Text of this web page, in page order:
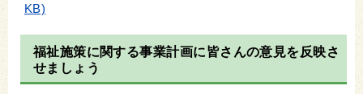
KB)
福祉施策に関する事業計画に皆さんの意見を反映さ
せましょう